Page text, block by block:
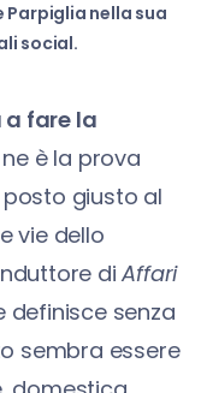
nella sua
social.
fare la
ne è la prova
giusto al
vie dello
diAffari
senza
sembra essere